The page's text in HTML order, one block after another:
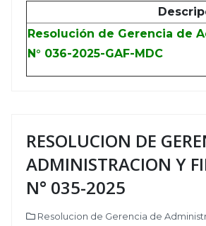
Resolución de Gerencia de
N° 036-2025-GAF-MDC
RESOLUCION DE
ADMINISTRACION Y
N° 035-2025
Resolucion de Gerencia de